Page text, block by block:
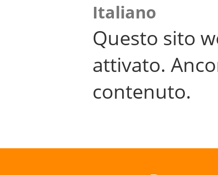
Italiano
Questo sito
attivato.
contenuto.